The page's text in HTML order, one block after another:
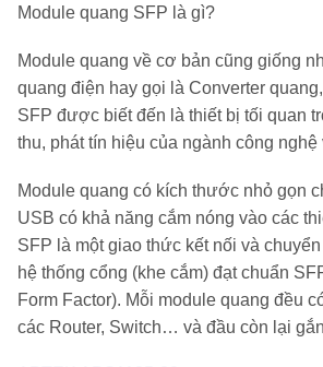
Module quang SFP là gì?
Module quang về cơ bản cũng giống
quang điện hay gọi là Converter
SFP được biết đến là thiết bị tối quan
thu, phát tín hiệu của ngành công nghệ
Module quang có kích thước nhỏ gọn
USB có khả năng cắm nóng vào các
SFP là một giao thức kết nối và
hệ thống cổng (khe cắm) đạt chuẩn
Form Factor). Mỗi module quang đều
các Router, Switch… và đầu còn lại